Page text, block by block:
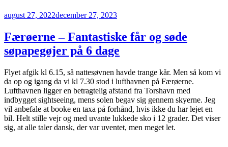
Udgivet
august 27, 2022december 27, 2023
Færøerne – Fantastiske får og søde
søpapegøjer på 6 dage
Flyet afgik kl 6.15, så nattesøvnen havde trange kår. Men så kom vi
da op og igang da vi kl 7.30 stod i lufthavnen på Færøerne.
Lufthavnen ligger en betragtelig afstand fra Torshavn med
indbygget sightseeing, mens solen begav sig gennem skyerne. Jeg
vil anbefale at booke en taxa på forhånd, hvis ikke du har lejet en
bil. Helt stille vejr og med uvante lukkede sko i 12 grader. Det viser
sig, at alle taler dansk, der var uventet, men meget let.